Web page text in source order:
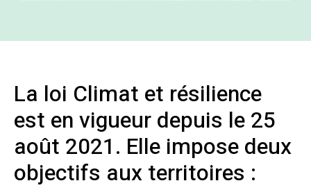
La loi Climat et résilience
est en vigueur depuis le 25
août 2021. Elle impose deux
objectifs aux territoires :